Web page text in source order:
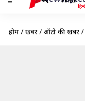
होम / खबरें / ऑटो की खबरें /